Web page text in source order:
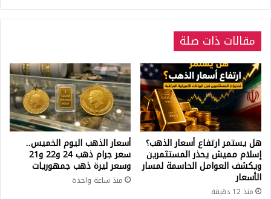
غرامات
في
تركيا
مقالات ذات صلة
هل يستمر ارتفاع أسعار الذهب؟
إسلام مميش يحذر المستثمرين
ويكشف العوامل الحاسمة لمسار
الأسعار
منذ 12 دقيقة
أسعار الذهب اليوم الخميس..
سعر جرام ذهب 24 و22 و21
وسعر ليرة ذهب جمهوريات
منذ ساعة واحدة